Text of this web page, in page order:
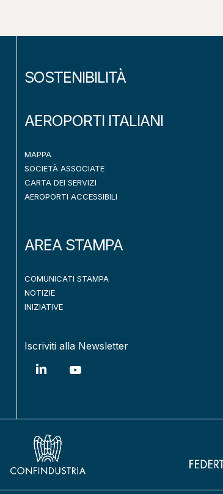
SOSTENIBILITÀ
AEROPORTI ITALIANI
MAPPA
SOCIETÀ ASSOCIATE
CARTA DEI SERVIZI
AEROPORTI ACCESSIBILI
AREA STAMPA
COMUNICATI STAMPA
NOTIZIE
INIZIATIVE
Iscriviti alla Newsletter